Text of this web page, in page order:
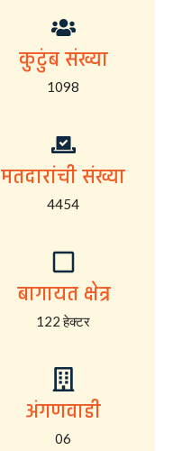
कुटुंब संख्या
1098
मतदारांची संख्या
4454
बागायत क्षेत्र
122 हेक्टर
अंगणवाडी
06